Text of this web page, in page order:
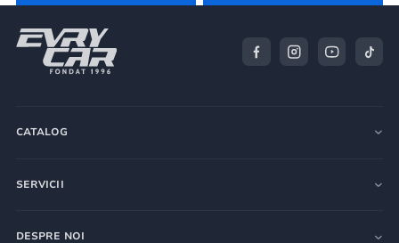
CATALOG
SERVICII
DESPRE NOI